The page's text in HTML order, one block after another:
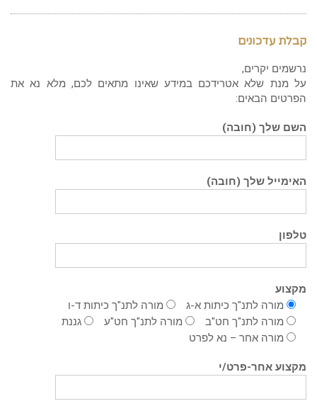
קבלת עדכונים
נרשמים יקרים,
על מנת שלא אטרידכם במידע שאינו מתאים לכם, מלא נא את
הפרטים הבאים:
השם שלך (חובה)
האימייל שלך (חובה)
טלפון
מקצוע
מורה לתנ"ך כיתות א-ג
מורה לתנ"ך כיתות ד-ו
מורה לתנ"ך חט"ב
מורה לתנ"ך חט"ע
גננת
מורה אחר – נא לפרט
מקצוע אחר-פרט/י